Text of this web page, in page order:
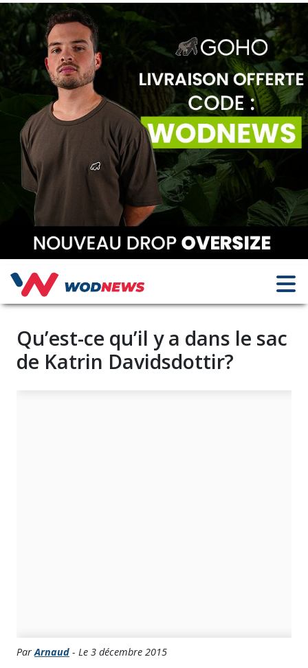
Qu’est-ce qu’il y a dans le sac
de Katrin Davidsdottir?
ParArnaud - Le 3 décembre 2015